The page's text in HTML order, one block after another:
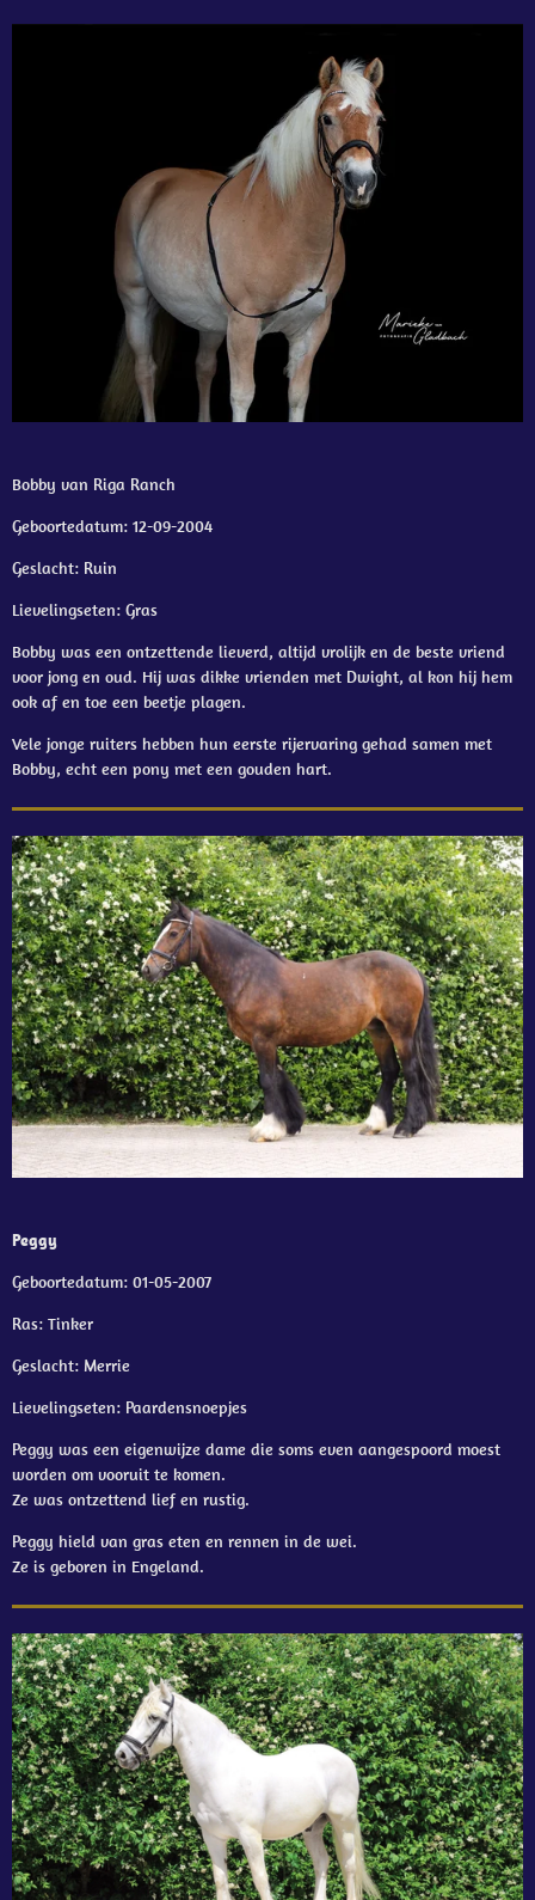
Bobby van Riga Ranch
Geboortedatum: 12-09-2004
Geslacht: Ruin
Lievelingseten: Gras
Bobby was een ontzettende lieverd, altijd vrolijk en de beste vriend
voor jong en oud. Hij was dikke vrienden met Dwight, al kon hij hem
ook af en toe een beetje plagen.
Vele jonge ruiters hebben hun eerste rijervaring gehad samen met
Bobby, echt een pony met een gouden hart.
Peggy
Geboortedatum: 01-05-2007
Ras: Tinker
Geslacht: Merrie
Lievelingseten: Paardensnoepjes
Peggy was een eigenwijze dame die soms even aangespoord moest
worden om vooruit te komen.
Ze was ontzettend lief en rustig.
Peggy hield van gras eten en rennen in de wei.
Ze is geboren in Engeland.